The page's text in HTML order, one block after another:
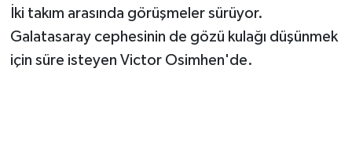
İki takım arasında görüşmeler sürüyor.
Galatasaray cephesinin de gözü kulağı düşünmek
için süre isteyen Victor Osimhen'de.